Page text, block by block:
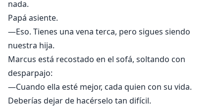
nada.
Papá asiente.
—Eso. Tienes una vena terca, pero sigues siendo
nuestra hija.
Marcus está recostado en el sofá, soltando con
desparpajo:
—Cuando ella esté mejor, cada quien con su vida.
Deberías dejar de hacérselo tan difícil.